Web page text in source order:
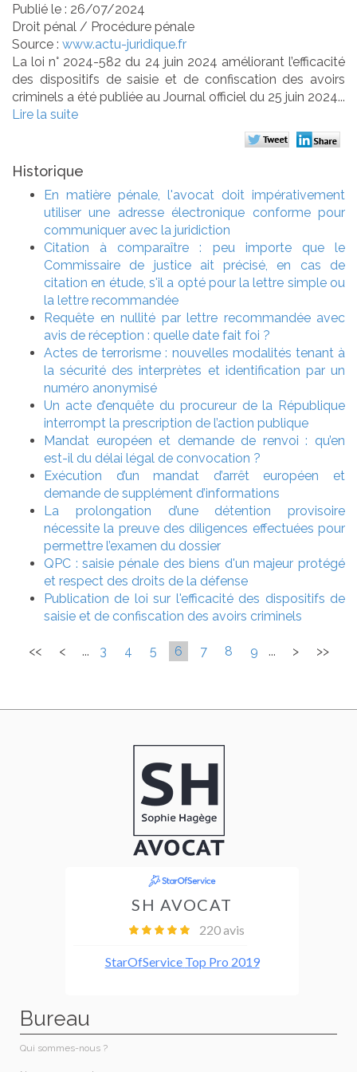
Publié le : 26/07/2024
Droit pénal / Procédure pénale
Source : www.actu-juridique.fr
La loi n° 2024-582 du 24 juin 2024 améliorant l’efficacité
des dispositifs de saisie et de confiscation des avoirs
criminels a été publiée au Journal officiel du 25 juin 2024...
Lire la suite
Historique
En matière pénale, l'avocat doit impérativement
utiliser une adresse électronique conforme pour
communiquer avec la juridiction
Citation à comparaître : peu importe que le
Commissaire de justice ait précisé, en cas de
citation en étude, s'il a opté pour la lettre simple ou
la lettre recommandée
Requête en nullité par lettre recommandée avec
avis de réception : quelle date fait foi ?
Actes de terrorisme : nouvelles modalités tenant à
la sécurité des interprètes et identification par un
numéro anonymisé
Un acte d’enquête du procureur de la République
interrompt la prescription de l’action publique
Mandat européen et demande de renvoi : qu’en
est-il du délai légal de convocation ?
Exécution d’un mandat d’arrêt européen et
demande de supplément d’informations
La prolongation d’une détention provisoire
nécessite la preuve des diligences effectuées pour
permettre l’examen du dossier
QPC : saisie pénale des biens d'un majeur protégé
et respect des droits de la défense
Publication de loi sur l'efficacité des dispositifs de
saisie et de confiscation des avoirs criminels
<< < ... 3 4 5 6 7 8 9 ... > >>
Bureau
Qui sommes-nous ?